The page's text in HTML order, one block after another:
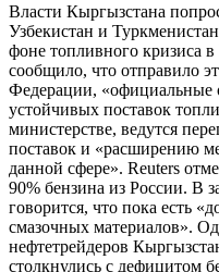
Власти Кыргызстана
Узбекистан и
фоне топливного кризиса
сообщило, что отправило
Федерации, «официальные
устойчивых поставок
министерстве, ведутся
поставок и «расширению
данной сфере». Reuters
90% бензина из России. В
говорится, что пока есть
смазочных материалов».
нефтетрейдеров
столкнулись с дефицитом